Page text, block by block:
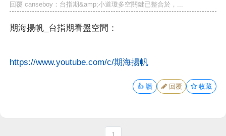
回覆 canseboy：台指期&amp;小道瓊多空關鍵已整合於，...
期海揚帆_台指期看盤空間：
https://www.youtube.com/c/期海揚帆
👍 讚 回覆 收藏